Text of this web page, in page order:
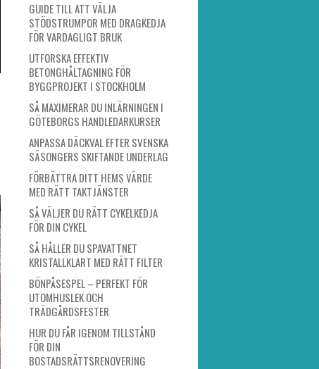
GUIDE TILL ATT VÄLJA
STÖDSTRUMPOR MED DRAGKEDJA
FÖR VARDAGLIGT BRUK
UTFORSKA EFFEKTIV
BETONGHÅLTAGNING FÖR
BYGGPROJEKT I STOCKHOLM
SÅ MAXIMERAR DU INLÄRNINGEN I
GÖTEBORGS HANDLEDARKURSER
ANPASSA DÄCKVAL EFTER SVENSKA
SÄSONGERS SKIFTANDE UNDERLAG
FÖRBÄTTRA DITT HEMS VÄRDE
MED RÄTT TAKTJÄNSTER
SÅ VÄLJER DU RÄTT CYKELKEDJA
FÖR DIN CYKEL
SÅ HÅLLER DU SPAVATTNET
KRISTALLKLART MED RÄTT FILTER
BÖNPÅSESPEL – PERFEKT FÖR
UTOMHUSLEK OCH
TRÄDGÅRDSFESTER
HUR DU FÅR IGENOM TILLSTÅND
FÖR DIN
BOSTADSRÄTTSRENOVERING